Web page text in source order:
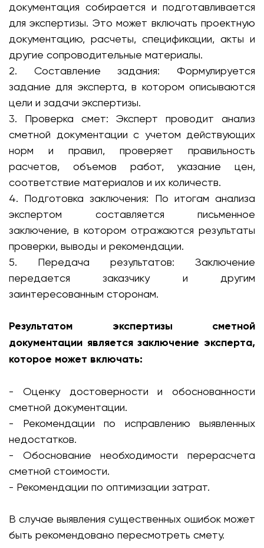
документация собирается и подготавливается
для экспертизы. Это может включать проектную
документацию, расчеты, спецификации, акты и
другие сопроводительные материалы.
2. Составление задания: Формулируется
задание для эксперта, в котором описываются
цели и задачи экспертизы.
3. Проверка смет: Эксперт проводит анализ
сметной документации с учетом действующих
норм и правил, проверяет правильность
расчетов, объемов работ, указание цен,
соответствие материалов и их количеств.
4. Подготовка заключения: По итогам анализа
экспертом составляется письменное
заключение, в котором отражаются результаты
проверки, выводы и рекомендации.
5. Передача результатов: Заключение
передается заказчику и другим
заинтересованным сторонам.
Результатом экспертизы сметной
документации является заключение эксперта,
которое может включать:
- Оценку достоверности и обоснованности
сметной документации.
- Рекомендации по исправлению выявленных
недостатков.
- Обоснование необходимости перерасчета
сметной стоимости.
- Рекомендации по оптимизации затрат.
В случае выявления существенных ошибок может
быть рекомендовано пересмотреть смету.